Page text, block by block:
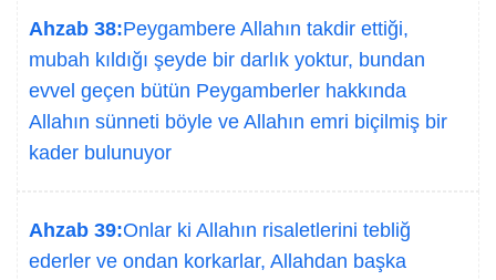
Ahzab 38:Peygambere Allahın takdir ettiği,
mubah kıldığı şeyde bir darlık yoktur, bundan
evvel geçen bütün Peygamberler hakkında
Allahın sünneti böyle ve Allahın emri biçilmiş bir
kader bulunuyor
Ahzab 39:Onlar ki Allahın risaletlerini tebliğ
ederler ve ondan korkarlar, Allahdan başka